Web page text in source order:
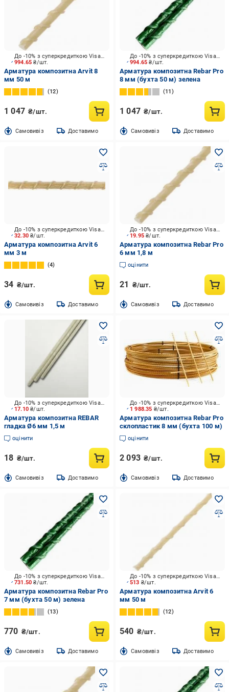
994.65₴/шт.
До -10% з суперкредиткою Visa Вигода
Арматура композитна Arvit 8
мм 50 м
12
1 047 ₴/шт.
Cамовивіз Доставимо
994.65₴/шт.
До -10% з суперкредиткою Visa Вигода
Арматура композитна Rebar Pro
8 мм (бухта 50 м) зелена
11
1 047 ₴/шт.
Cамовивіз Доставимо
32.30₴/шт.
До -10% з суперкредиткою Visa Вигода
Арматура композитна Arvit 6
мм 3 м
4
34 ₴/шт.
Cамовивіз Доставимо
19.95₴/шт.
До -10% з суперкредиткою Visa Вигода
Арматура композитна Rebar Pro
6 мм 1,8 м
оцінити
21 ₴/шт.
Cамовивіз Доставимо
17.10₴/шт.
До -10% з суперкредиткою Visa Вигода
Арматура композитна REBAR
гладка Ø6 мм 1,5 м
оцінити
18 ₴/шт.
Cамовивіз Доставимо
1 988.35 ₴/шт.
До -10% з суперкредиткою Visa Вигода
Арматура композитна Rebar Pro
склопластик 8 мм (бухта 100 м)
оцінити
2 093 ₴/шт.
Cамовивіз Доставимо
731.50₴/шт.
До -10% з суперкредиткою Visa Вигода
Арматура композитна Rebar Pro
7 мм (бухта 50 м) зелена
13
770 ₴/шт.
Cамовивіз Доставимо
513 ₴/шт.
До -10% з суперкредиткою Visa Вигода
Арматура композитна Arvit 6
мм 50 м
12
540 ₴/шт.
Cамовивіз Доставимо